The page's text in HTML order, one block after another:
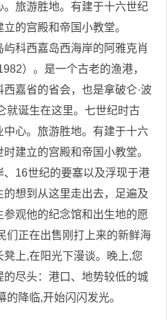
旅游胜地。有建于十六世纪
的宫殿和帝国小教堂。
科西嘉岛西海岸的阿雅克肖
）。是一个古老的渔港，
嘉省的省会，也是拿破仑·波
就诞生在这里。七世纪时古
心。旅游胜地。有建于十六
建立的宫殿和帝国小教堂。
16世纪的要塞以及浮现于港
想到从这里走出去，足遍及
观他的纪念馆和出生地的愿
们正在出售刚打上来的新鲜海
上,在阳光下漫谈。晚上,您
尽头：港口、地势较低的城
降临,开始闪闪发光。